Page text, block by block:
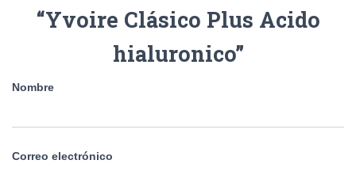
“Yvoire Clásico Plus Acido
hialuronico”
Nombre
Correo electrónico